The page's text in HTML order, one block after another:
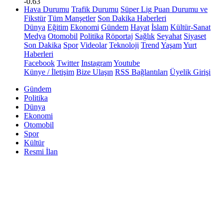
Hava Durumu Trafik Durumu Süper Lig Puan Durumu ve
Fikstür Tüm Manşetler Son Dakika Haberleri
Dünya Eğitim Ekonomi Gündem Hayat İslam Kültür-Sanat
Medya Otomobil Politika Röportaj Sağlık Seyahat Siyaset
Son Dakika Spor Videolar Teknoloji Trend YaşamYurt
Haberleri
Facebook Twitter InstagramYoutube
Künye / İletişim Bize Ulaşın RSS Bağlantıları Üyelik Girişi
Gündem
Politika
Dünya
Ekonomi
Otomobil
Spor
Kültür
Resmi İlan